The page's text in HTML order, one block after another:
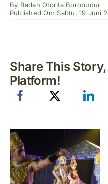
By Badan Otorita Borobudur
Published On: Sabtu, 19 Juni
Share This
Platform!